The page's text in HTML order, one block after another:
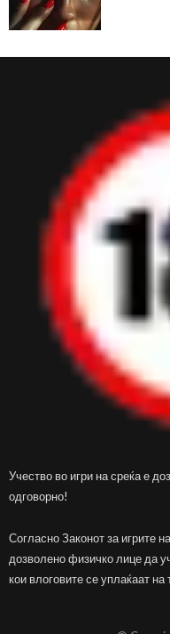
Учество во игри на среќа е
одговорно!
Согласно Законот за игрите
дозволено физичко лице да
кои влоговите се уплаќаат на